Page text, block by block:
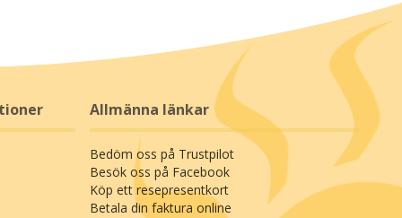
Allmänna länkar
Bedöm oss på Trustpilot
Besök oss på Facebook
Köp ett resepresentkort
Betala din faktura online